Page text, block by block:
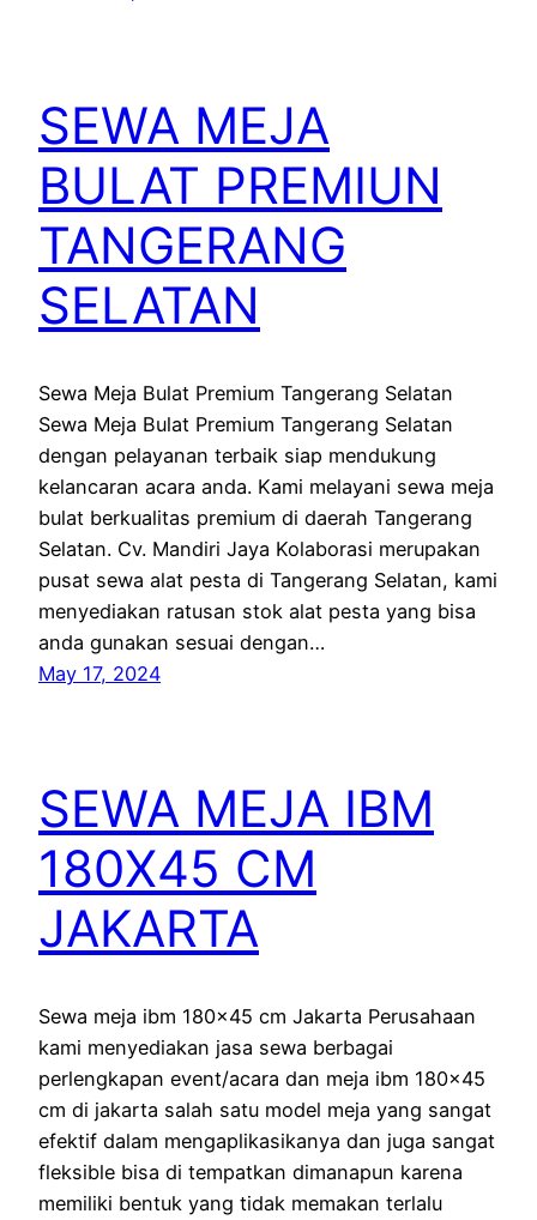
SEWA MEJA
BULAT PREMIUN
TANGERANG
SELATAN
Sewa Meja Bulat Premium Tangerang Selatan
Sewa Meja Bulat Premium Tangerang Selatan
dengan pelayanan terbaik siap mendukung
kelancaran acara anda. Kami melayani sewa meja
bulat berkualitas premium di daerah Tangerang
Selatan. Cv. Mandiri Jaya Kolaborasi merupakan
pusat sewa alat pesta di Tangerang Selatan, kami
menyediakan ratusan stok alat pesta yang bisa
anda gunakan sesuai dengan…
May 17, 2024
SEWA MEJA IBM
180X45 CM
JAKARTA
Sewa meja ibm 180×45 cm Jakarta Perusahaan
kami menyediakan jasa sewa berbagai
perlengkapan event/acara dan meja ibm 180×45
cm di jakarta salah satu model meja yang sangat
efektif dalam mengaplikasikanya dan juga sangat
fleksible bisa di tempatkan dimanapun karena
memiliki bentuk yang tidak memakan terlalu